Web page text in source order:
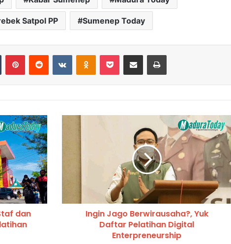
Satpol PP Sumenep Today
dan
Ingin Jago Berwirausaha?, Yuk
Daftar Pelatihan Digital
Enterpreneurship